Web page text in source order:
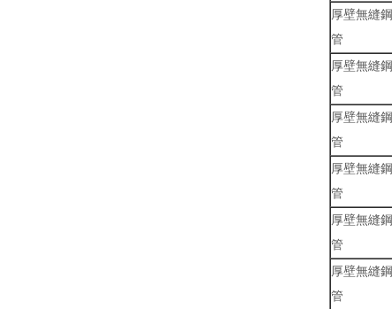
厚壁無縫鋼
管
厚壁無縫鋼
管
厚壁無縫鋼
管
厚壁無縫鋼
管
厚壁無縫鋼
管
厚壁無縫鋼
管